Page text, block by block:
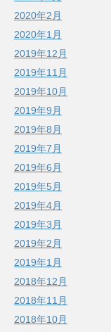
2020年2月
2020年1月
2019年12月
2019年11月
2019年10月
2019年9月
2019年8月
2019年7月
2019年6月
2019年5月
2019年4月
2019年3月
2019年2月
2019年1月
2018年12月
2018年11月
2018年10月